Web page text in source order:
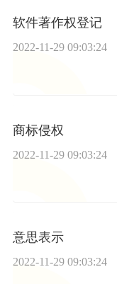
软件著作权登记
2022-11-29 09:03:24
商标侵权
2022-11-29 09:03:24
意思表示
2022-11-29 09:03:24